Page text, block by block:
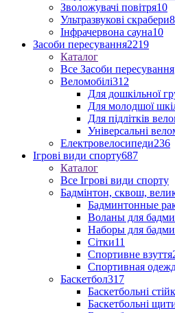
Зволожувачі повітря10
Ультразвукові скрабери8
Інфрачервона сауна10
Засоби пересування2219
Каталог
Все Засоби пересування
Веломобілі312
Для дошкільної
Для молодшої
Для підлітків
Універсальні
Електровелосипеди236
Ігрові види спорту687
Каталог
Все Ігрові види спорту
Бадмінтон, сквош,
Бадминтонные
Воланы для
Наборы для
Сітки11
Спортивне взуття
Спортивная
Баскетбол317
Баскетбольні
Баскетбольні